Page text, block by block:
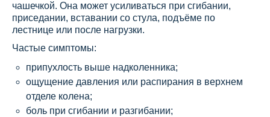
чашечкой. Она может усиливаться при сгибании,
приседании, вставании со стула, подъёме по
лестнице или после нагрузки.
Частые симптомы:
припухлость выше надколенника;
ощущение давления или распирания в верхнем
отделе колена;
боль при сгибании и разгибании;